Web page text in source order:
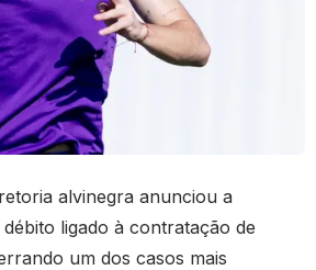
alvinegra anunciou a
ligado à contratação de
um dos casos mais